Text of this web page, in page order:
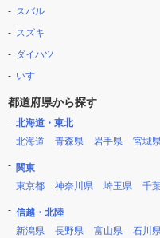
スバル
スズキ
ダイハツ
いすゞ
都道府県から探す
北海道・東北
北海道
青森県 岩手県 宮城
関東
東京都
神奈川県 埼玉県 千
信越・北陸
新潟県
長野県 富山県 石川